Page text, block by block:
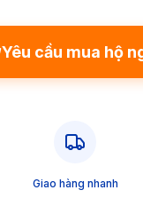
Yêu cầu mua hộ
Giao hàng nhanh